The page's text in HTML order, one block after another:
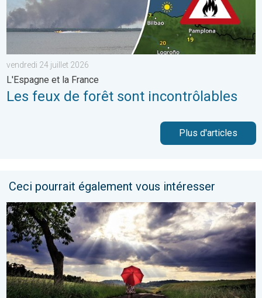
vendredi 24 juillet 2026
L'Espagne et la France
Les feux de forêt sont incontrôlables
Plus d'articles
Ceci pourrait également vous intéresser
Vers un ciel devenant plus changeant. Météo de votre